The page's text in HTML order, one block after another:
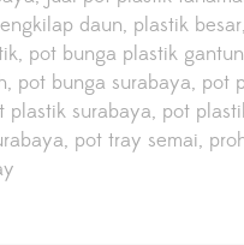
daun plastik besar
pot bunga plastik
pot bunga surabaya pot
plastik surabaya pot
pot tray semai